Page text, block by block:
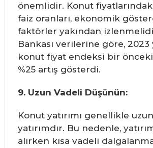
önemlidir. Konut
faiz oranları, ekonomik
faktörler yakından
Bankası verilerine göre, 2023
konut fiyat endeksi bir önceki
%25 artış gösterdi.
9. Uzun Vadeli Düşünün:
Konut yatırımı genellikle
yatırımdır. Bu nedenle,
alırken kısa vadeli